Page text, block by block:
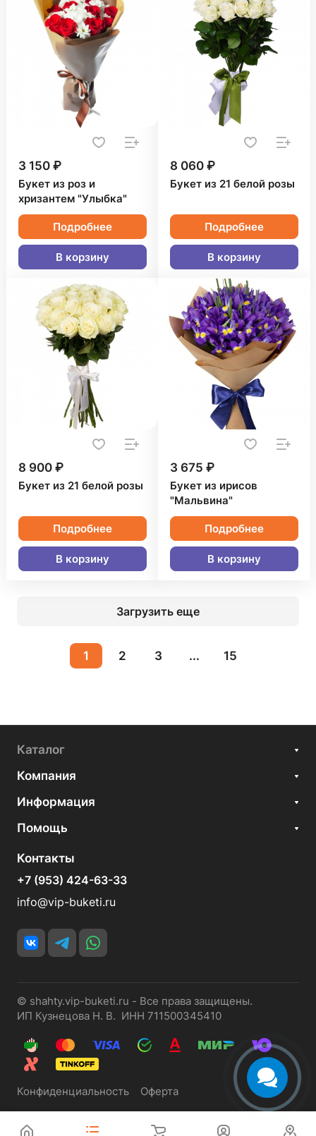
3 150 ₽
Букет из роз и
хризантем "Улыбка"
Подробнее
В корзину
8 060 ₽
Букет из 21 белой розы
Подробнее
В корзину
8 900 ₽
Букет из 21 белой розы
Подробнее
В корзину
3 675 ₽
Букет из ирисов
"Мальвина"
Подробнее
В корзину
Загрузить еще
1 2 3 ... 15
Каталог
Компания
Информация
Помощь
Контакты
+7 (953) 424-63-33
info@vip-buketi.ru
© shahty.vip-buketi.ru - Все права защищены.
ИП Кузнецова Н. В. ИНН 711500345410
Конфиденциальность Оферта